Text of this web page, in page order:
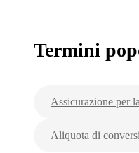
Termini
Assicurazione per
Aliquota di